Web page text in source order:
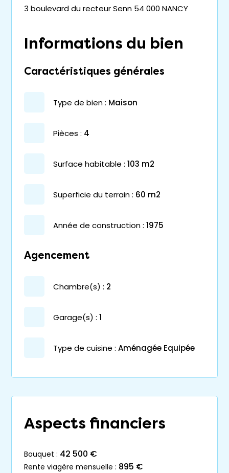
3 boulevard du recteur Senn 54 000 NANCY
Informations du bien
Caractéristiques générales
type de bien : maison
pièces : 4
surface habitable : 103 m2
superficie du terrain : 60 m2
année de construction : 1975
Agencement
chambre(s) : 2
garage(s) : 1
Type de cuisine : Aménagée Equipée
Aspects financiers
bouquet : 42 500 €
rente viagère mensuelle : 895 €